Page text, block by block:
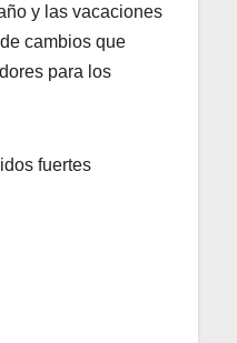
y las vacaciones
cambios que
para los
fuertes